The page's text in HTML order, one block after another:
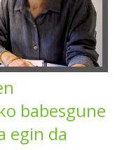
babesgune
egin da